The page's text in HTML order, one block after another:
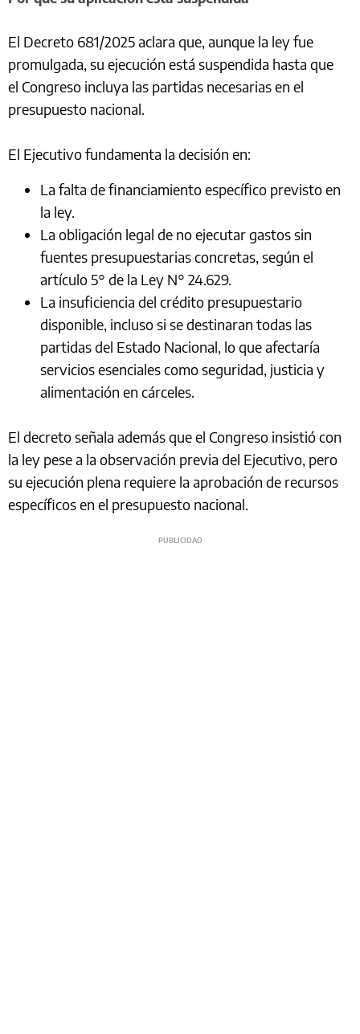
El Decreto 681/2025 aclara que, aunque la ley fue
promulgada, su ejecución está suspendida hasta que
el Congreso incluya las partidas necesarias en el
presupuesto nacional.
El Ejecutivo fundamenta la decisión en:
La falta de financiamiento específico previsto en
la ley.
La obligación legal de no ejecutar gastos sin
fuentes presupuestarias concretas, según el
artículo 5° de la Ley N° 24.629.
La insuficiencia del crédito presupuestario
disponible, incluso si se destinaran todas las
partidas del Estado Nacional, lo que afectaría
servicios esenciales como seguridad, justicia y
alimentación en cárceles.
El decreto señala además que el Congreso insistió con
la ley pese a la observación previa del Ejecutivo, pero
su ejecución plena requiere la aprobación de recursos
específicos en el presupuesto nacional.